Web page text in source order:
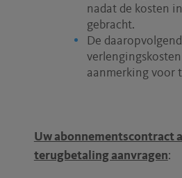
nadat de kosten
gebracht.
De
aanmerking voor
Uw abonnementscontract
terugbetaling aanvragen: